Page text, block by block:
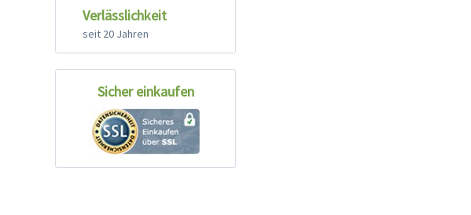
Verlässlichkeit
seit 20 Jahren
Sicher einkaufen